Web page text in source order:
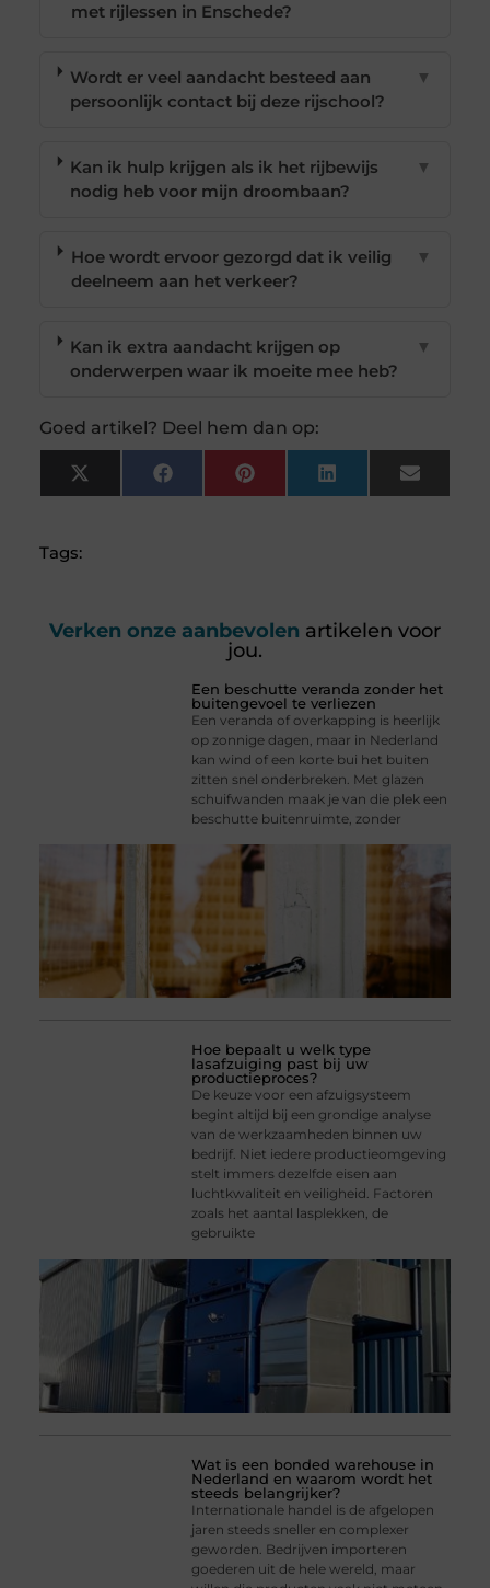
met rijlessen in Enschede?
Wordt er veel aandacht besteed aan
persoonlijk contact bij deze rijschool?
▼
Kan ik hulp krijgen als ik het rijbewijs
nodig heb voor mijn droombaan?
▼
Hoe wordt ervoor gezorgd dat ik veilig
deelneem aan het verkeer?
▼
Kan ik extra aandacht krijgen op
onderwerpen waar ik moeite mee heb?
▼
Goed artikel? Deel hem dan op:
X
(Twitter)
FacebookPinterest LinkedIn Email
Tags:
Verken onze aanbevolen artikelen voor
jou.
Een beschutte veranda zonder het
buitengevoel te verliezen
Een veranda of overkapping is heerlijk
op zonnige dagen, maar in Nederland
kan wind of een korte bui het buiten
zitten snel onderbreken. Met glazen
schuifwanden maak je van die plek een
beschutte buitenruimte, zonder
Hoe bepaalt u welk type
lasafzuiging past bij uw
productieproces?
De keuze voor een afzuigsysteem
begint altijd bij een grondige analyse
van de werkzaamheden binnen uw
bedrijf. Niet iedere productieomgeving
stelt immers dezelfde eisen aan
luchtkwaliteit en veiligheid. Factoren
zoals het aantal lasplekken, de
gebruikte
Wat is een bonded warehouse in
Nederland en waarom wordt het
steeds belangrijker?
Internationale handel is de afgelopen
jaren steeds sneller en complexer
geworden. Bedrijven importeren
goederen uit de hele wereld, maar